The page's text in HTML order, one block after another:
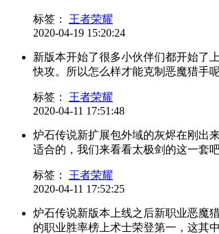
标签：
王者荣耀
2020-04-19 15:20:24
新版本开始了很多小伙伴们都开始了
快攻。所以怎么样才能克制恶魔猎手
标签：
王者荣耀
2020-04-11 17:51:48
炉石传说新扩展包外域的灰烬在刚出
适合的，我们来看看太极剑的这一套
标签：
王者荣耀
2020-04-11 17:52:25
炉石传说新版本上线之后新职业恶魔
的职业胜率榜上术士荣登第一，这其